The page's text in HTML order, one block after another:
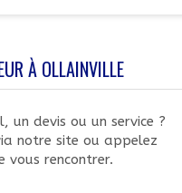
À OLLAINVILLE
un devis ou un service ?
notre site ou appelez
vous rencontrer.